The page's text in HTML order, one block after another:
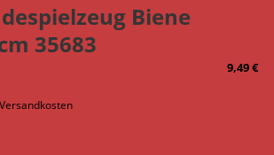
Biene
35683
9,49€
Versandkosten